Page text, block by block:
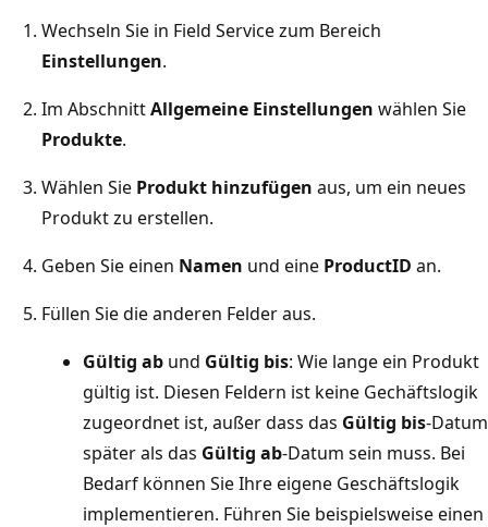
Wechseln Sie in Field Service zum Bereich
Einstellungen.
Im AbschnittAllgemeine Einstellungen wählen Sie
Produkte.
Wählen Sie Produkt hinzufügen aus, um ein neues
Produkt zu erstellen.
Geben Sie einen Namen und eine ProductID an.
Füllen Sie die anderen Felder aus.
Gültig ab und Gültig bis: Wie lange ein Produkt
gültig ist. Diesen Feldern ist keine Gechäftslogik
zugeordnet ist, außer dass das Gültig bis-Datum
später als das Gültig ab-Datum sein muss. Bei
Bedarf können Sie Ihre eigene Geschäftslogik
implementieren. Führen Sie beispielsweise einen